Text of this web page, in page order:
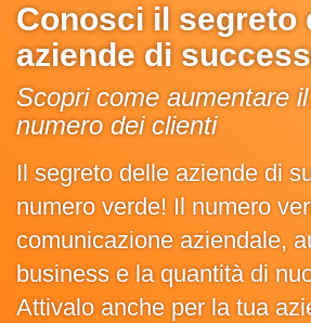
Conosci il segreto
aziende di
Scopri come aumentare
numero dei clienti
Il segreto delle aziende di
numero verde! Il numero
comunicazione aziendale,
business e la quantità di
Attivalo anche per la tua